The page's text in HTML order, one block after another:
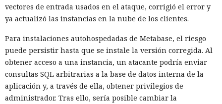
vectores de entrada usados en el ataque, corrigió el error y
ya actualizó las instancias en la nube de los clientes.
Para instalaciones autohospedadas de Metabase, el riesgo
puede persistir hasta que se instale la versión corregida. Al
obtener acceso a una instancia, un atacante podría enviar
consultas SQL arbitrarias a la base de datos interna de la
aplicación y, a través de ella, obtener privilegios de
administrador. Tras ello, sería posible cambiar la